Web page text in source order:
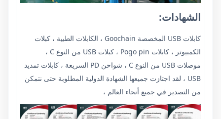
الشهادات:
كابلات USB المخصصة Goochain ، الكابلات الطبية ، كبلات
الكمبيوتر ، كابلات Pogo pin ، كبلات USB من النوع C ،
موصلات USB من النوع C ، شواحن PD السريعة ، كابلات تمديد
USB ، لقد اجتازت جميعها الشهادة الدولية المطلوبة حتى نتمكن
من التصدير في جميع أنحاء العالم ،